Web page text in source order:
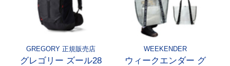
GREGORY 正規販売店
グレゴリー ズール28
WEEKENDER
ウィークエンダー グ